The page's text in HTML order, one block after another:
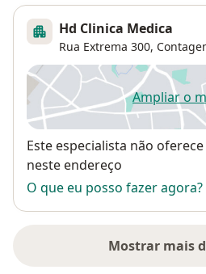
Hd Clinica Medica
Rua Extrema 300,
Ampliar o
Disponibilidade
Este especialista não
neste endereço
O que eu posso fazer agora?
Mostrar mais